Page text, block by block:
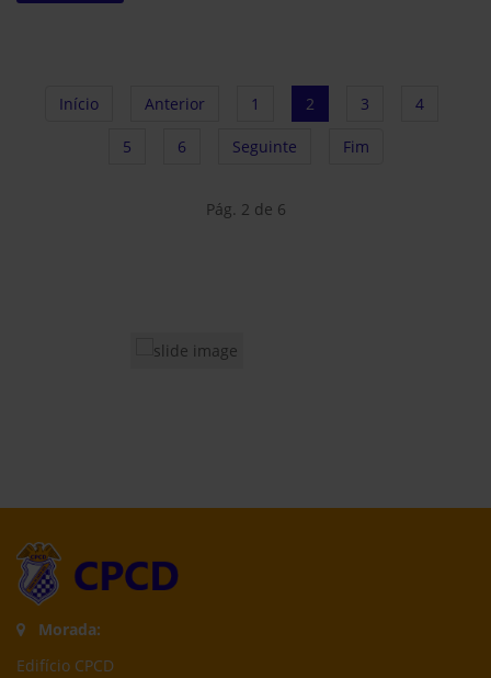
Início Anterior 1 2 3 4
5 6 Seguinte Fim
Pág. 2 de 6
Morada:
Edifício CPCD